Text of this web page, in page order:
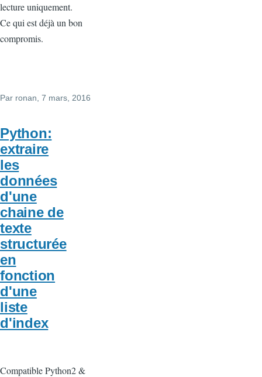
lecture uniquement.
Ce qui est déjà un bon
compromis.
Par ronan , 7 mars, 2016
Python:
extraire
les
données
d'une
chaine de
texte
structurée
en
fonction
d'une
liste
d'index
Compatible Python2 &